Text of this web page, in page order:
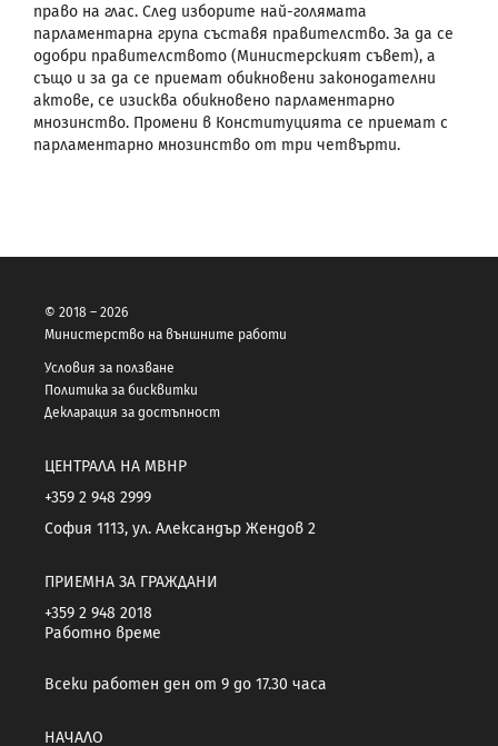
право на глас. След изборите най-голямата
парламентарна група съставя правителство. За да се
одобри правителството (Министерският съвет), а
също и за да се приемат обикновени законодателни
актове, се изисква обикновено парламентарно
мнозинство. Промени в Конституцията се приемат с
парламентарно мнозинство от три четвърти.
© 2018 – 2026
Министерство на външните работи
Условия за ползване
Политика за бисквитки
Декларация за достъпност
ЦЕНТРАЛА НА МВНР
+359 2 948 2999
София 1113, ул. Александър Жендов 2
ПРИЕМНА ЗА ГРАЖДАНИ
+359 2 948 2018
Работно време
Всеки работен ден от 9 до 17.30 часа
НАЧАЛО